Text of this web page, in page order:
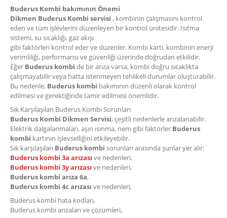
Buderus Kombi bakımının Önemi
Dikmen Buderus Kombi servisi , kombinin çalışmasını kontrol
eden ve tüm işlevlerini düzenleyen bir kontrol ünitesidir. Isıtma
sistemi, su sıcaklığı, gaz akışı
gibi faktörleri kontrol eder ve düzenler. Kombi kartı, kombinin enerji
verimliliği, performansı ve güvenliği üzerinde doğrudan etkilidir.
Eğer Buderus kombi de bir arıza varsa, kombi doğru sıcaklıkta
çalışmayabilir veya hatta istenmeyen tehlikeli durumlar oluşturabilir.
Bu nedenle, Buderus kombi bakımının düzenli olarak kontrol
edilmesi ve gerektiğinde tamir edilmesi önemlidir.
Sık Karşılaşılan Buderus Kombi Sorunları
Buderus Kombi Dikmen Servisi, çeşitli nedenlerle arızalanabilir.
Elektrik dalgalanmaları, aşırı ısınma, nem gibi faktörler Buderus
kombi kartının işlevselliğini etkileyebilir.
Sık karşılaşılan Buderus kombi sorunları arasında şunlar yer alır:
Buderus kombi 3a arızası ve nedenleri,
Buderus kombi 3y arızası ve nedenleri,
Buderus kombi arıza 6a,
Buderus kombi 4c arızası ve nedenleri,
Buderus kombi hata kodları,
Buderus kombi arızaları ve çözümleri,